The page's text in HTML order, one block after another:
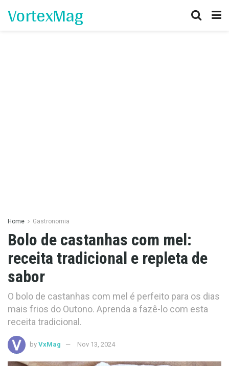
VortexMag
Home Gastronomia
Bolo de castanhas com mel:
receita tradicional e repleta de
sabor
O bolo de castanhas com mel é perfeito para os dias
mais frios do Outono. Aprenda a fazê-lo com esta
receita tradicional.
by VxMag Nov 13, 2024